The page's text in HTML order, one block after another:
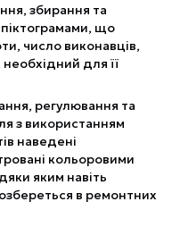
збирання та
що
число виконавців,
для її
регулювання та
з використанням
наведені
кольоровими
яким навіть
в ремонтних